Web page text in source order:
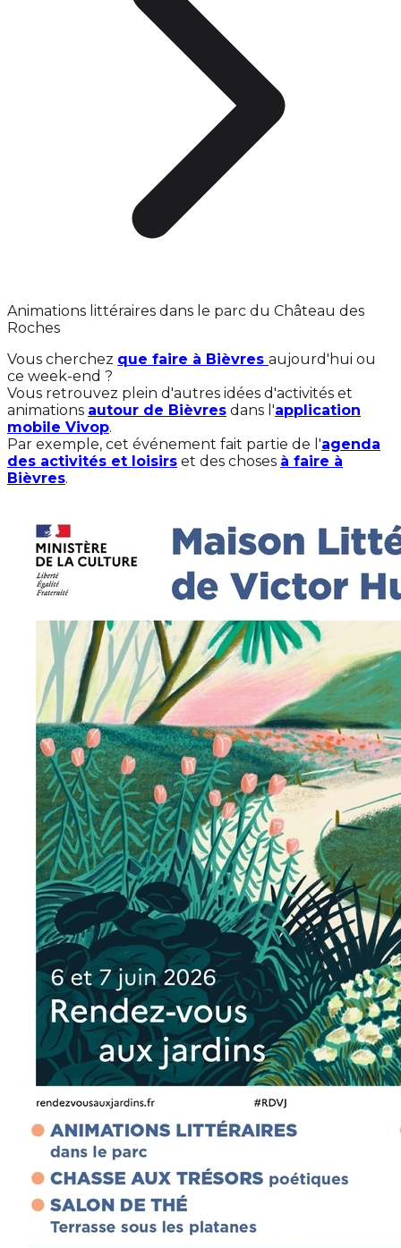
Animations littéraires dans le parc du Château des
Roches
Vous cherchez que faire à Bièvres aujourd'hui ou
ce week-end ?
Vous retrouvez plein d'autres idées d'activités et
animations autour de Bièvres dans l'application
mobile Vivop.
Par exemple, cet événement fait partie de l'agenda
des activités et loisirs et des choses à faire à
Bièvres.